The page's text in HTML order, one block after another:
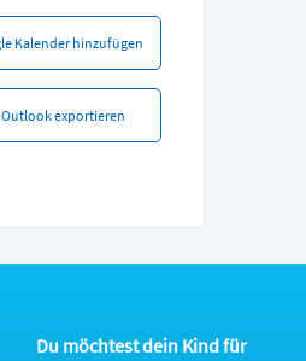
Kalender hinzufügen
Outlook exportieren
Du möchtest dein Kind für